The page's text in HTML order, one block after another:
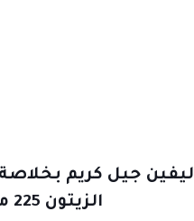
ليفين جيل كريم
الزيتون 225 مل